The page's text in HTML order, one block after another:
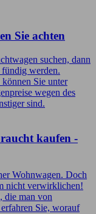
Sie achten
suchen, dann
werden.
Sie unter
wegen des
sind.
kaufen -
Wohnwagen. Doch
nicht verwirklichen!
die man von
Sie, worauf